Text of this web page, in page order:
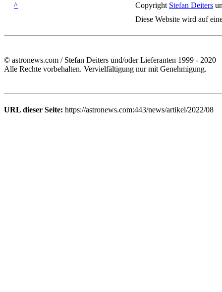
^ Copyright Stefan Deiters
Diese Website wird auf
© astronews.com / Stefan Deiters und/oder Lieferanten 1999 - 2020
Alle Rechte vorbehalten. Vervielfältigung nur mit Genehmigung.
URL dieser Seite: https://astronews.com:443/news/artikel/2022/08